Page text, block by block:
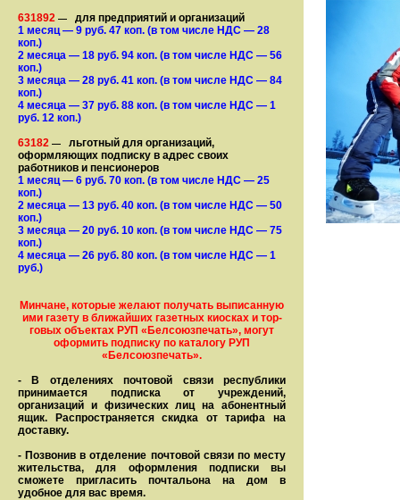
631892 —
для предприятий и организаций
1 месяц— 9 руб. 47 коп. (в том числе НДС — 28
коп.)
2 месяца — 18 руб. 94 коп. (в том числе НДС — 56
коп.)
3 месяца — 28 руб. 41 коп. (в том числе НДС — 84
коп.)
4 месяца — 37 руб. 88 коп. (в том числе НДС — 1
руб. 12 коп.)
63182 —
льготный для организаций,
оформляющих подписку в адрес своих
работников и пенсионеров
1 месяц— 6 руб. 70 коп. (в том числе НДС — 25
коп.)
2 месяца — 13 руб. 40 коп. (в том числе НДС — 50
коп.)
3 месяца — 20 руб. 10 коп. (в том числе НДС — 75
коп.)
4 месяца — 26 руб. 80 коп. (в том числе НДС — 1
руб.)
Минчане, которые желают получать вы­писанную
ими газету в бли­жай­ших газет­ных киосках и тор­
го­вых объе­ктах РУП «Белсоюзпечать», могут
оформить под­пис­ку по ка­та­ло­гу РУП
«Белсоюзпечать».
- В отделениях почтовой связи рес­пуб­лики
принимается подписка от учреждений,
организаций и фи­зи­ческих лиц на абонентный
ящик. Распространяется скидка от тарифа на
доставку.
- Позвонив в отделение почтовой связи по месту
жительства, для оформления подписки вы
сможете пригласить почтальона на дом в
удобное для вас время.